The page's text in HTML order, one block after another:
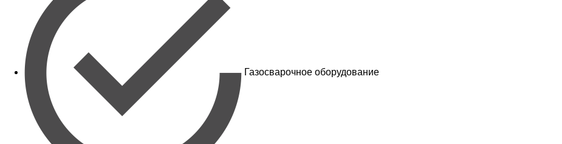
Газосварочное оборудование